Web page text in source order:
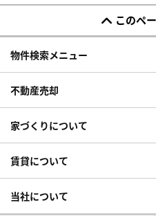
このペ
物件検索メニュー
不動産売却
家づくりについて
賃貸について
当社について